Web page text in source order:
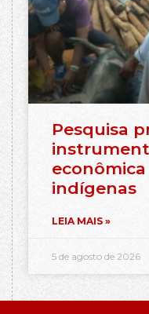
Pesquisa
indígenas
LEIA MAIS »
5 de agosto de 2026